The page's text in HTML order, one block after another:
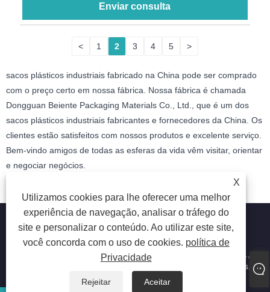
Enviar consulta
< 1 2 3 4 5 >
sacos plásticos industriais fabricado na China pode ser comprado
com o preço certo em nossa fábrica. Nossa fábrica é chamada
Dongguan Beiente Packaging Materials Co., Ltd., que é um dos
sacos plásticos industriais fabricantes e fornecedores da China. Os
clientes estão satisfeitos com nossos produtos e excelente serviço.
Bem-vindo amigos de todas as esferas da vida vêm visitar, orientar
e negociar negócios.
X
Utilizamos cookies para lhe oferecer uma melhor
experiência de navegação, analisar o tráfego do
site e personalizar o conteúdo. Ao utilizar este site,
você concorda com o uso de cookies. política de
Privacidade
Rejeitar Aceitar
Copyright © 2023 Dongguan beiente packaging materials Co.,
Ltd. - Sacos Plásticos Alimentares, Sacos Plásticos Industriais,
Sacos Plásticos Laminados - Todos os Direitos Reservados